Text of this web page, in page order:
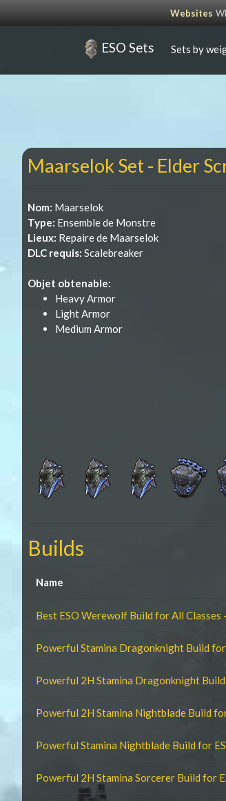
Websites
ESO Sets Sets by
Maarselok Set - Elder
Nom: Maarselok
Type: Ensemble de Monstre
Lieux: Repaire de Maarselok
DLC requis: Scalebreaker
Objet obtenable:
Heavy Armor
Light Armor
Medium Armor
Builds
Name
Best ESO Werewolf Build for All Classes
Powerful Stamina Dragonknight Build for
Powerful 2H Stamina Dragonknight
Powerful 2H Stamina Nightblade Build
Powerful Stamina Nightblade Build for
Powerful 2H Stamina Sorcerer Build for